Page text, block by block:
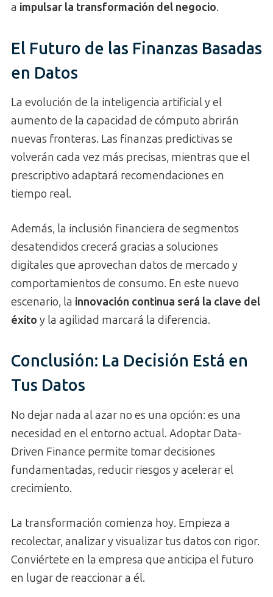
a impulsar la transformación del negocio.
El Futuro de las Finanzas Basadas
en Datos
La evolución de la inteligencia artificial y el
aumento de la capacidad de cómputo abrirán
nuevas fronteras. Las finanzas predictivas se
volverán cada vez más precisas, mientras que el
prescriptivo adaptará recomendaciones en
tiempo real.
Además, la inclusión financiera de segmentos
desatendidos crecerá gracias a soluciones
digitales que aprovechan datos de mercado y
comportamientos de consumo. En este nuevo
escenario, la innovación continua será la clave del
éxito y la agilidad marcará la diferencia.
Conclusión: La Decisión Está en
Tus Datos
No dejar nada al azar no es una opción: es una
necesidad en el entorno actual. Adoptar Data-
Driven Finance permite tomar decisiones
fundamentadas, reducir riesgos y acelerar el
crecimiento.
La transformación comienza hoy. Empieza a
recolectar, analizar y visualizar tus datos con rigor.
Conviértete en la empresa que anticipa el futuro
en lugar de reaccionar a él.